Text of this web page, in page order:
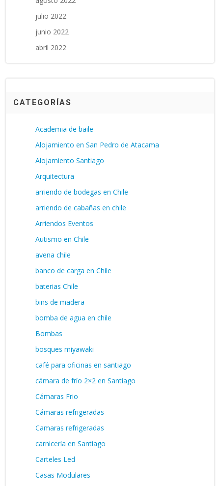
julio 2022
junio 2022
abril 2022
CATEGORÍAS
Academia de baile
Alojamiento en San Pedro de Atacama
Alojamiento Santiago
Arquitectura
arriendo de bodegas en Chile
arriendo de cabañas en chile
Arriendos Eventos
Autismo en Chile
avena chile
banco de carga en Chile
baterias Chile
bins de madera
bomba de agua en chile
Bombas
bosques miyawaki
café para oficinas en santiago
cámara de frío 2×2 en Santiago
Cámaras Frio
Cámaras refrigeradas
Camaras refrigeradas
carnicería en Santiago
Carteles Led
Casas Modulares